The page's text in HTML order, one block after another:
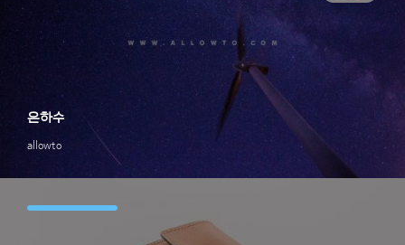
allowto
은하수